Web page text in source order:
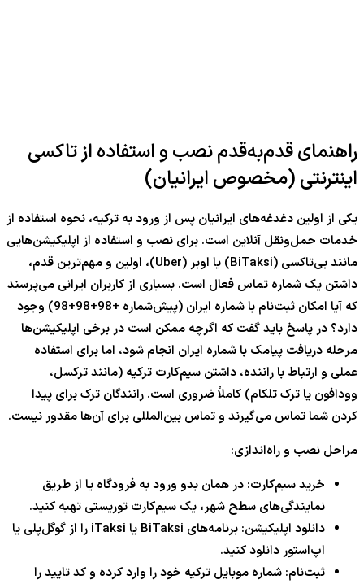
راهنمای قدم‌به‌قدم نصب و استفاده از تاکسی
اینترنتی (مخصوص ایرانیان)
یکی از اولین دغدغه‌های ایرانیان پس از ورود به ترکیه، نحوه استفاده از
خدمات حمل‌ونقل آنلاین است. برای نصب و استفاده از اپلیکیشن‌هایی
مانند بی‌تاکسی (BiTaksi) یا اوبر (Uber)، اولین و مهم‌ترین قدم،
داشتن یک شماره تماس فعال است. بسیاری از کاربران ایرانی می‌پرسند
که آیا امکان ثبت‌نام با شماره ایران (پیش‌شماره +98+98
+
98) وجود
دارد؟ در پاسخ باید گفت که اگرچه ممکن است در برخی اپلیکیشن‌ها
مرحله دریافت پیامک با شماره ایران انجام شود، اما برای استفاده
عملی و ارتباط با راننده، داشتن سیم‌کارت ترکیه (مانند ترکسل،
وودافون یا ترک تلکام) کاملاً ضروری است. رانندگان ترک برای پیدا
کردن شما تماس می‌گیرند و تماس بین‌المللی برای آن‌ها مقدور نیست.
مراحل نصب و راه‌اندازی:
خرید سیم‌کارت: در همان بدو ورود به فرودگاه یا از طریق
نمایندگی‌های سطح شهر، یک سیم‌کارت توریستی تهیه کنید.
دانلود اپلیکیشن: برنامه‌های BiTaksi یا iTaksi را از گوگل‌پلی یا
اپ‌استور دانلود کنید.
ثبت‌نام: شماره موبایل ترکیه خود را وارد کرده و کد تایید را